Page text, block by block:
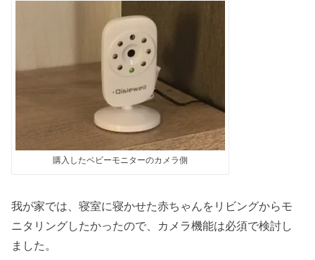
購入したベビーモニターのカメラ側
我が家では、寝室に寝かせた赤ちゃんをリビングからモ
ニタリングしたかったので、カメラ機能は必須で検討し
ました。